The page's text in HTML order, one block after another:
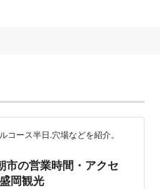
コース半日.穴場などを紹介。
市の営業時間・アクセ
岡観光